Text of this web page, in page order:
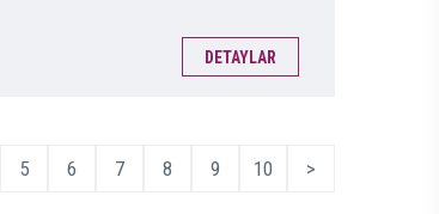
DETAYLAR
5 6 7 8 9 10 >